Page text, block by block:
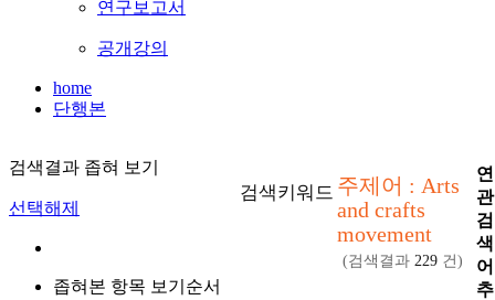
연구보고서
공개강의
home
단행본
검색결과 좁혀 보기
선택해제
좁혀본 항목 보기순서
검색키워드 주제어 : Arts
and crafts
movement
(검색결과 229 건)
연
관
검
색
어
추